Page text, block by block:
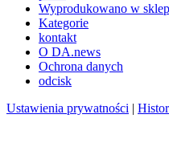
Wyprodukowano w
Kategorie
kontakt
O DA.news
Ochrona danych
odcisk
Ustawienia prywatności |